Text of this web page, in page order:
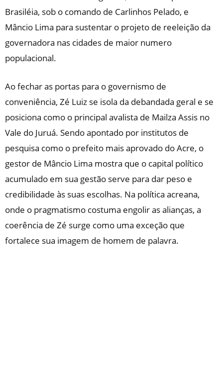
Brasiléia, sob o comando de Carlinhos Pelado, e
Mâncio Lima para sustentar o projeto de reeleição da
governadora nas cidades de maior numero
populacional.
Ao fechar as portas para o governismo de
conveniência, Zé Luiz se isola da debandada geral e se
posiciona como o principal avalista de Mailza Assis no
Vale do Juruá. Sendo apontado por institutos de
pesquisa como o prefeito mais aprovado do Acre, o
gestor de Mâncio Lima mostra que o capital político
acumulado em sua gestão serve para dar peso e
credibilidade às suas escolhas. Na política acreana,
onde o pragmatismo costuma engolir as alianças, a
coerência de Zé surge como uma exceção que
fortalece sua imagem de homem de palavra.